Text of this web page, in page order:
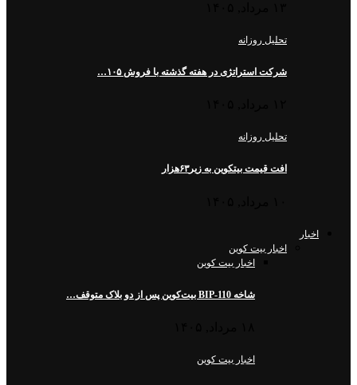
تحلیل روزانه
شرکت استراتژی در هفته گذشته با فروش ۱۰۵…
تحلیل روزانه
افت قیمت بیتکوین به زیر۶۳هزار
اخبار
اخبار بیت کوین
اخبار بیت کوین
شاخه BIP-110 بیت‌کوین پس از دو بلاک متوقف…
اخبار بیت کوین